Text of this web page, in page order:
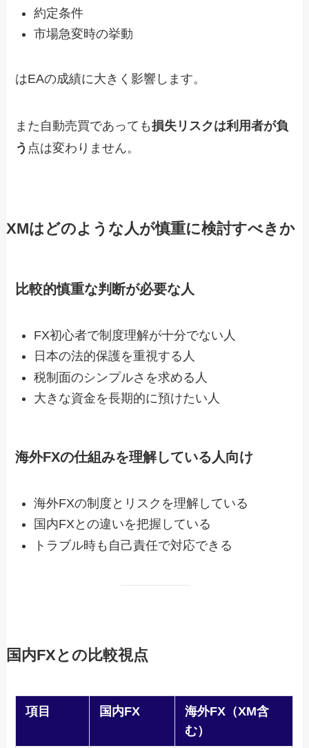
約定条件
市場急変時の挙動
はEAの成績に大きく影響します。
また自動売買であっても損失リスクは利用者が負
う 点は変わりません。
XMはどのような人が慎重に検討すべきか
比較的慎重な判断が必要な人
FX初心者で制度理解が十分でない人
日本の法的保護を重視する人
税制面のシンプルさを求める人
大きな資金を長期的に預けたい人
海外FXの仕組みを理解している人向け
海外FXの制度とリスクを理解している
国内FXとの違いを把握している
トラブル時も自己責任で対応できる
国内FXとの比較視点
項目 国内FX
海外FX（XM含
む）